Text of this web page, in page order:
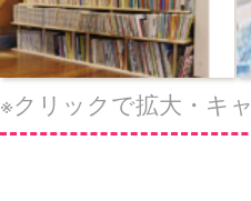
※クリックで拡大・キ